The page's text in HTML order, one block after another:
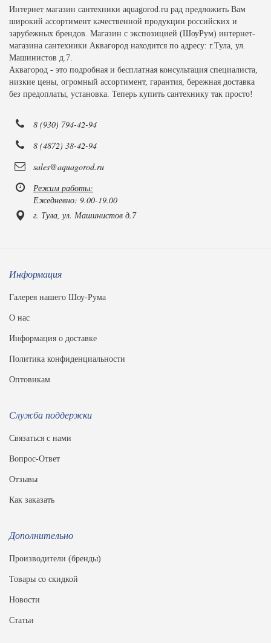
Интернет магазин сантехники aquagorod.ru рад предложить Вам
широкий ассортимент качественной продукции российских и
зарубежных брендов. Магазин с экспозицией (ШоуРум) интернет-
магазина сантехники Аквагород находится по адресу: г.Тула, ул.
Машинистов д.7.
Аквагород - это подробная и бесплатная консультация специалиста,
низкие цены, огромный ассортимент, гарантия, бережная доставка
без предоплаты, установка. Теперь купить сантехнику так просто!
8 (930) 794-42-94
8 (4872) 38-42-94
sales@aquagorod.ru
Режим работы:
Ежедневно: 9.00-19.00
г. Тула, ул. Машинистов д.7
Информация
Галерея нашего Шоу-Рума
О нас
Информация о доставке
Политика конфиденциальности
Оптовикам
Служба поддержки
Связаться с нами
Вопрос-Ответ
Отзывы
Как заказать
Дополнительно
Производители (бренды)
Товары со скидкой
Новости
Статьи